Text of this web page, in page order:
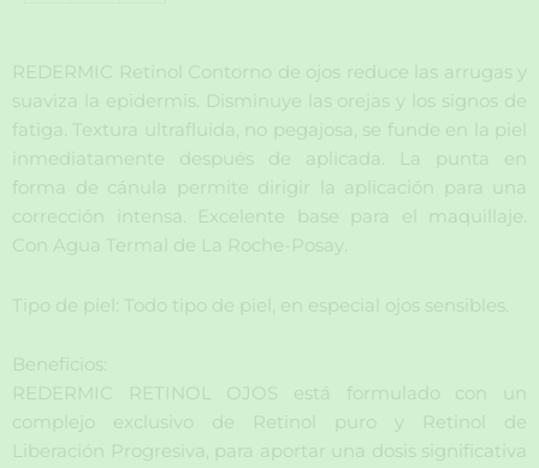
15ml
REDERMIC Retinol Contorno de ojos reduce las arrugas y
suaviza la epidermis. Disminuye las orejas y los signos de
fatiga. Textura ultrafluida, no pegajosa, se funde en la piel
inmediatamente después de aplicada. La punta en
forma de cánula permite dirigir la aplicación para una
corrección intensa. Excelente base para el maquillaje.
Con Agua Termal de La Roche-Posay.
Tipo de piel: Todo tipo de piel, en especial ojos sensibles.
Beneficios:
REDERMIC RETINOL OJOS está formulado con un
complejo exclusivo de Retinol puro y Retinol de
Liberación Progresiva, para aportar una dosis significativa